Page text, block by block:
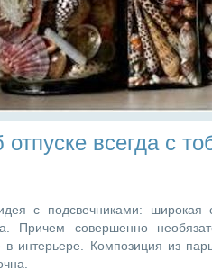
всегда с
с подсвечниками: широкая
Причем совершенно
интерьере. Композиция из